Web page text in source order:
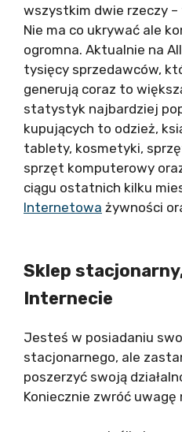
wszystkim dwie rzeczy
Nie ma co ukrywać ale
ogromna. Aktualnie na
tysięcy sprzedawców,
generują coraz to
statystyk najbardziej
kupujących to odzież,
tablety, kosmetyki,
sprzęt komputerowy
ciągu ostatnich kilku
Internetowa żywności
Sklep
Internecie
Jesteś w posiadaniu
stacjonarnego, ale
poszerzyć swoją
Koniecznie zwróć